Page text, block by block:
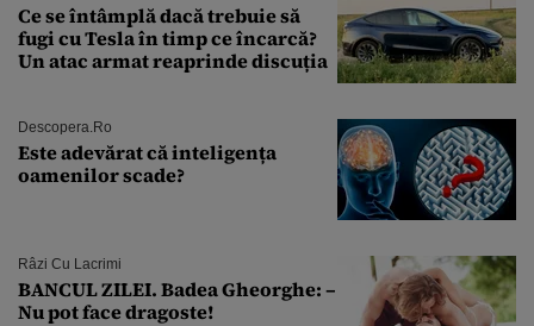
Ce se întâmplă dacă trebuie să
fugi cu Tesla în timp ce încarcă?
Un atac armat reaprinde discuția
Descopera.ro
Este adevărat că inteligența
oamenilor scade?
Râzi Cu Lacrimi
BANCUL ZILEI. Badea Gheorghe: –
Nu pot face dragoste!